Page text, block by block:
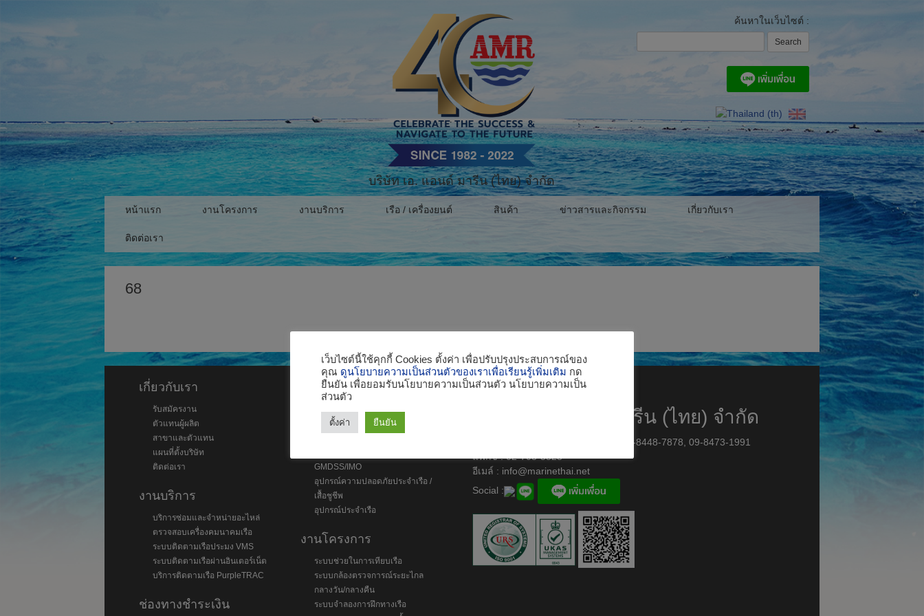
บริษัท เอ. แอนด์ มารีน (ไทย) จำกัด
ค้นหาในเว็บไซต์ :
หน้าแรก งานโครงการ งานบริการ เรือ / เครื่องยนต์ สินค้า ข่าวสารและกิจกรรม เกี่ยวกับเรา
ติดต่อเรา
68
เกี่ยวกับเรา
รับสมัครงาน
ตัวแทนผู้ผลิต
สาขาและตัวแทน
แผนที่ตั้งบริษัท
ติดต่อเรา
งานบริการ
บริการซ่อมและจำหน่ายอะไหล่
ตรวจสอบเครื่องคมนาคมเรือ
ระบบติดตามเรือประมง VMS
ระบบติดตามเรือผ่านอินเตอร์เน็ต
บริการติดตามเรือ PurpleTRAC
ช่องทางชำระเงิน
สินค้า
เรือ/ประมง
GMDSS/IMO
อุปกรณ์ความปลอดภัยประจำเรือ /
เสื้อชูชีพ
อุปกรณ์ประจำเรือ
งานโครงการ
ระบบช่วยในการเทียบเรือ
ระบบกล้องตรวจการณ์ระยะไกล
กลางวัน/กลางคืน
ระบบจำลองการฝึกทางเรือ
บริษัท เอ. แอนด์ มารีน (ไทย) จำกัด
โทร : 02-703-5544, 02-703-5858, 09-8448-7878, 09-8473-1991
แฟกซ์ : 02-703-5525
อีเมล์ : info@marinethai.net
Social :
เว็บไซต์นี้ใช้คุกกี้ Cookies ตั้งค่า เพื่อปรับปรุงประสบการณ์ของ
คุณ ดูนโยบายความเป็นส่วนตัวของเราเพื่อเรียนรู้เพิ่มเติม กด
ยืนยัน เพื่อยอมรับนโยบายความเป็นส่วนตัว นโยบายความเป็น
ส่วนตัว
ตั้งค่า ยืนยัน